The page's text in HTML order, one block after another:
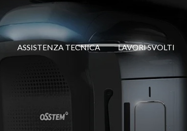
ASSISTENZA TECNICA LAVORI SVOLTI